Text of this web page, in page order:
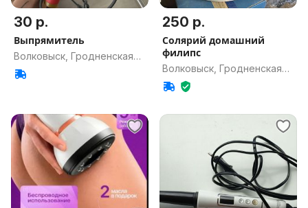
30 р.
Выпрямитель
Волковыск, Гродненская
обл.
250 р.
Солярий домашний
филипс
Волковыск, Гродненская
обл.